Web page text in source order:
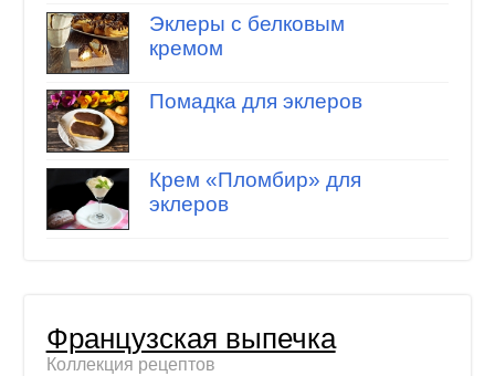
Эклеры с белковым
кремом
Помадка для эклеров
Крем «Пломбир» для
эклеров
Французская выпечка
Коллекция рецептов